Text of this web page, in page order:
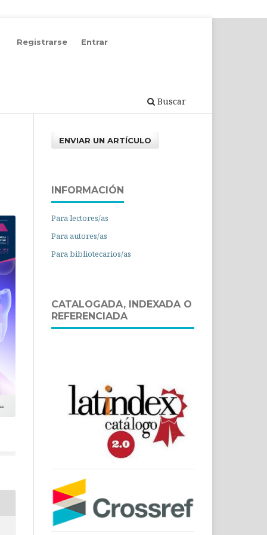
Buscar
Registrarse Entrar
ENVIAR UN ARTÍCULO
INFORMACIÓN
Para lectores/as
Para autores/as
Para bibliotecarios/as
CATALOGADA, INDEXADA O
REFERENCIADA